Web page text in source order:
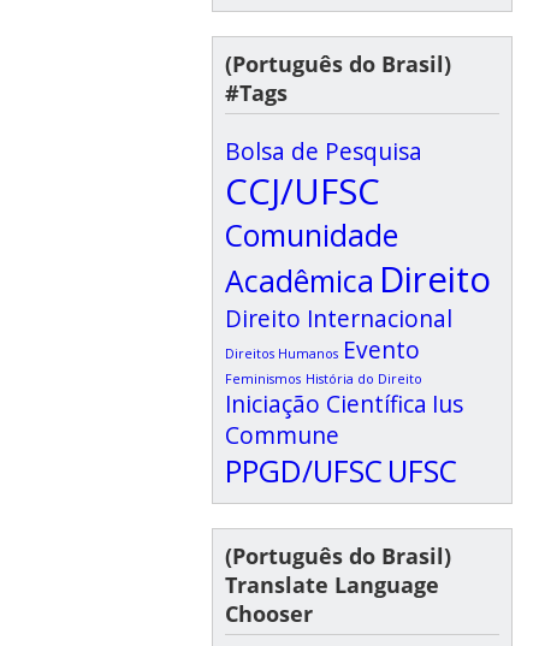
(Português do Brasil)
#Tags
Bolsa de Pesquisa
CCJ/UFSC
Comunidade
Acadêmica Direito
Direito Internacional
Direitos Humanos Evento
Feminismos História do Direito
Iniciação Científica Ius
Commune
PPGD/UFSC UFSC
(Português do Brasil)
Translate Language
Chooser